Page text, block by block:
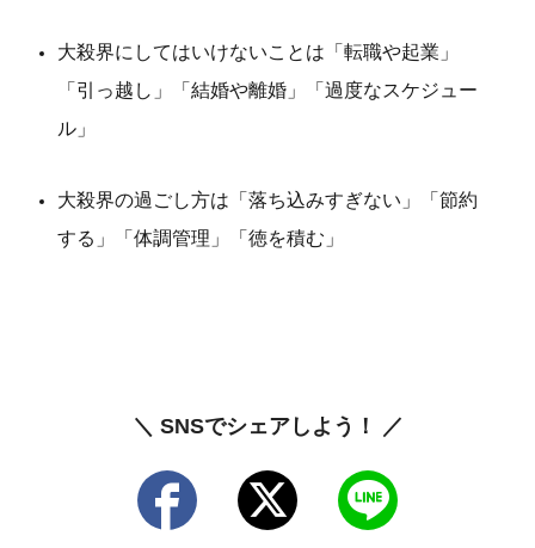
大殺界にしてはいけないことは「 転職や起業」
「引っ越し」「結婚や離婚」「過度なスケジュー
ル」
大殺界の過ごし方は「落ち込みすぎない」「節約
する」「体調管理」「徳を積む」
＼ SNSでシェアしよう！ ／